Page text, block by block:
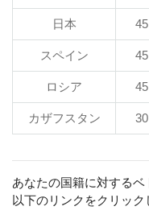
日本
スペイン
ロシア
カザフスタン
あなたの国籍に対するベ
以下のリンクをクリック